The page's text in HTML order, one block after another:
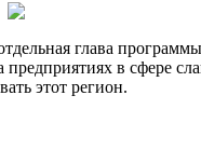
глава
в сфере
этот регион.